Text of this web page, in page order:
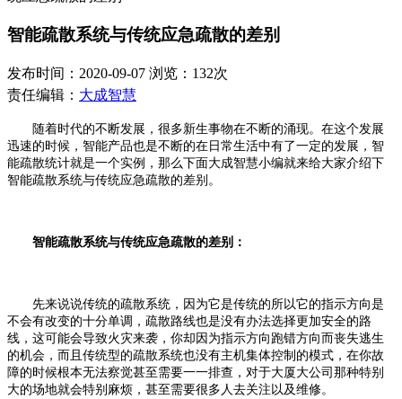
智能疏散系统与传统应急疏散的差别
发布时间：2020-09-07 浏览：132次
责任编辑： 大成智慧
随着时代的不断发展，很多新生事物在不断的涌现。在这个发展
迅速的时候，智能产品也是不断的在日常生活中有了一定的发展，智
能疏散统计就是一个实例，那么下面大成智慧小编就来给大家介绍下
智能疏散系统与传统应急疏散的差别。
智能疏散系统与传统应急疏散的差别：
先来说说传统的疏散系统，因为它是传统的所以它的指示方向是
不会有改变的十分单调，疏散路线也是没有办法选择更加安全的路
线，这可能会导致火灾来袭，你却因为指示方向跑错方向而丧失逃生
的机会，而且传统型的疏散系统也没有主机集体控制的模式，在你故
障的时候根本无法察觉甚至需要一一排查，对于大厦大公司那种特别
大的场地就会特别麻烦，甚至需要很多人去关注以及维修。